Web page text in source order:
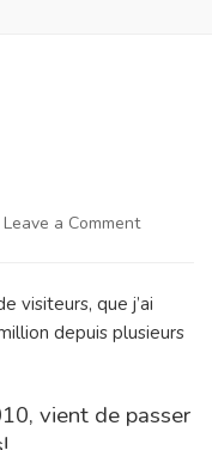
Leave a Commenton
et
2,
visiteurs, que j’ai
depuis plusieurs
vient de passer